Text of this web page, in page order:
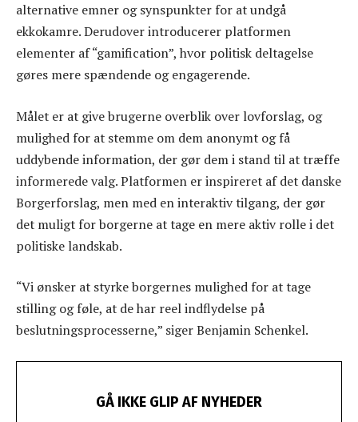
alternative emner og synspunkter for at undgå
ekkokamre. Derudover introducerer platformen
elementer af “gamification”, hvor politisk deltagelse
gøres mere spændende og engagerende.
Målet er at give brugerne overblik over lovforslag, og
mulighed for at stemme om dem anonymt og få
uddybende information, der gør dem i stand til at træffe
informerede valg. Platformen er inspireret af det danske
Borgerforslag, men med en interaktiv tilgang, der gør
det muligt for borgerne at tage en mere aktiv rolle i det
politiske landskab.
“Vi ønsker at styrke borgernes mulighed for at tage
stilling og føle, at de har reel indflydelse på
beslutningsprocesserne,” siger Benjamin Schenkel.
GÅ IKKE GLIP AF NYHEDER